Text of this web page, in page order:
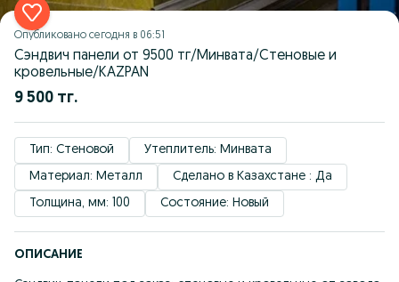
Опубликовано сегодня в 06:51
Сэндвич панели от 9500 тг/Минвата/Стеновые и
кровельные/KAZPAN
9 500 тг.
Тип: Стеновой
Утеплитель: Минвата
Материал: Металл
Сделано в Казахстане : Да
Толщина, мм: 100
Состояние: Новый
ОПИСАНИЕ